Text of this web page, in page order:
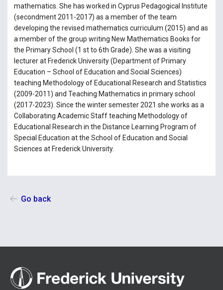
mathematics. She has worked in Cyprus Pedagogical Institute
(secondment 2011-2017) as a member of the team
developing the revised mathematics curriculum (2015) and as
a member of the group writing New Mathematics Books for
the Primary School (1 st to 6th Grade). She was a visiting
lecturer at Frederick University (Department of Primary
Education – School of Education and Social Sciences)
teaching Methodology of Educational Research and Statistics
(2009-2011) and Teaching Mathematics in primary school
(2017-2023). Since the winter semester 2021 she works as a
Collaborating Academic Staff teaching Methodology of
Educational Research in the Distance Learning Program of
Special Education at the School of Education and Social
Sciences at Frederick University.
Go back